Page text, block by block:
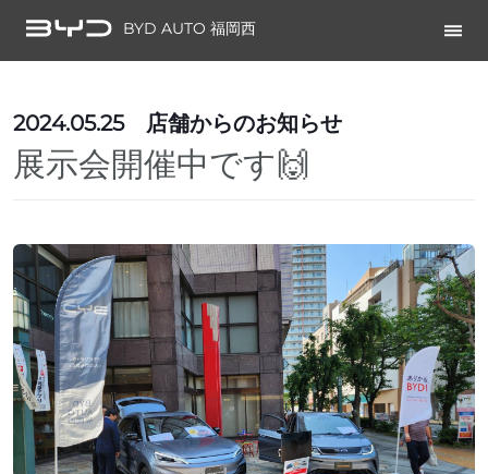
BYD AUTO 福岡西
2024.05.25 店舗からのお知らせ
展示会開催中です🙌